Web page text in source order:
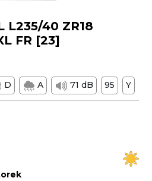
L235/40 ZR18
FR [23]
D A 71 dB 95 Y